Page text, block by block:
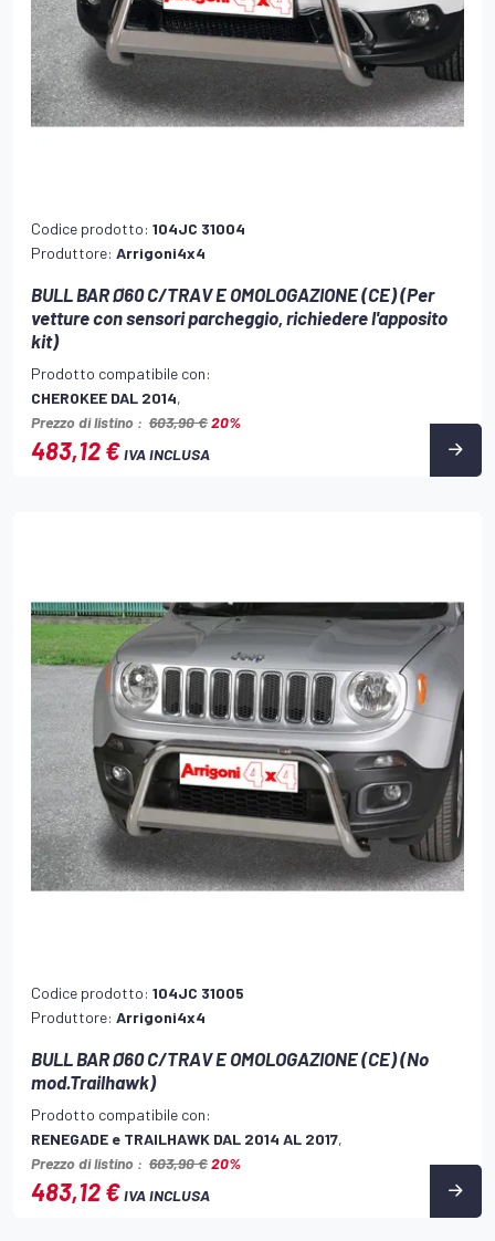
Codice prodotto: 104JC 31004
Produttore: Arrigoni4x4
BULL BAR Ø60 C/TRAV E OMOLOGAZIONE (CE) (Per
vetture con sensori parcheggio, richiedere l'apposito
kit)
Prodotto compatibile con:
CHEROKEE DAL 2014,
Prezzo di listino : 603,90 €20%
483,12 €IVA INCLUSA
Codice prodotto: 104JC 31005
Produttore: Arrigoni4x4
BULL BAR Ø60 C/TRAV E OMOLOGAZIONE (CE) (No
mod.Trailhawk)
Prodotto compatibile con:
RENEGADE e TRAILHAWK DAL 2014 AL 2017,
Prezzo di listino : 603,90 €20%
483,12 €IVA INCLUSA